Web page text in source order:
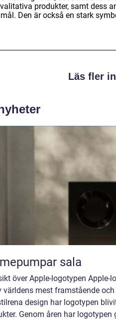
produkter, samt dess
Den är också en stark
Läs fler
sala
över Apple-logotypen
världens mest framstående
design har logotypen
Genom åren har logotypen